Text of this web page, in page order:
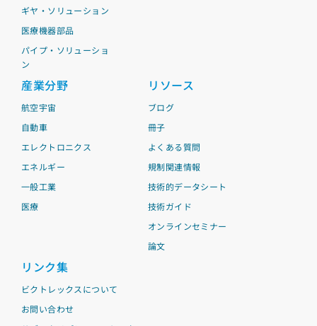
ギヤ・ソリューション
医療機器部品
パイプ・ソリューショ
ン
産業分野
航空宇宙
自動車
エレクトロニクス
エネルギー
一般工業
医療
リソース
ブログ
冊子
よくある質問
規制関連情報
技術的データシート
技術ガイド
オンラインセミナー
論文
リンク集
ビクトレックスについて
お問い合わせ